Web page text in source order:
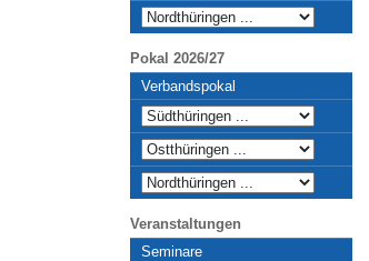
Pokal 2026/27
Verbandspokal
Veranstaltungen
Seminare